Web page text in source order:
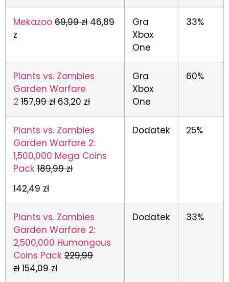
Mekazoo 69,99 zł46,89
z
Gra
Xbox
One
33%
Plants vs. Zombies
Garden Warfare
2 157,99 zł63,20 zł
Gra
Xbox
One
60%
Plants vs. Zombies
Garden Warfare 2:
1,500,000 Mega Coins
Pack 189,99 zł
142,49 zł
Dodatek 25%
Plants vs. Zombies
Garden Warfare 2:
2,500,000 Humongous
Coins Pack 229,99
zł154,09 zł
Dodatek 33%